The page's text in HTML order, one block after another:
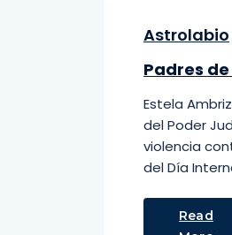
Astrolabio
Padres
Estela
del Poder
violencia
del Día
Read